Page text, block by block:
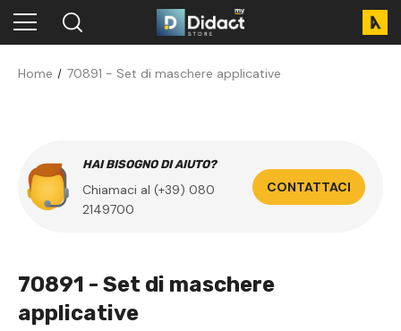
Home 70891 - Set di maschere applicative
HAI BISOGNO DI AIUTO?
Chiamaci al (+39) 080
2149700
CONTATTACI
70891 - Set di maschere
applicative